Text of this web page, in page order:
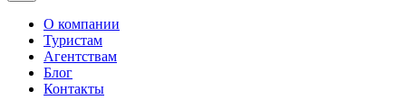
О компании
Туристам
Агентствам
Блог
Контакты